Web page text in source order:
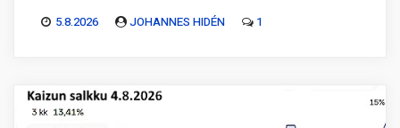
5.8.2026 JOHANNES HIDÉN 1